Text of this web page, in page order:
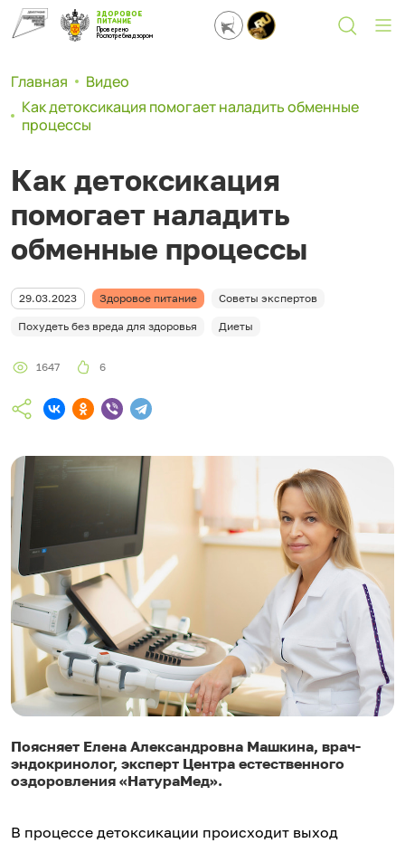
ЗДОРОВОЕ
ПИТАНИЕ
Проверено
Роспотребнадзором
Главная
Видео
Как детоксикация помогает наладить обменные
процессы
Как детоксикация
помогает наладить
обменные процессы
29.03.2023 Здоровое питание Советы экспертов
Похудеть без вреда для здоровья Диеты
1647 6
Поясняет Елена Александровна Машкина, врач-
эндокринолог, эксперт Центра естественного
оздоровления «НатураМед».
В процессе детоксикации происходит выход